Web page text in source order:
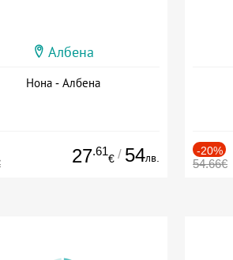
Албена
Нона - Албена
27.61
€ / 54лв.
-20%
54.66€